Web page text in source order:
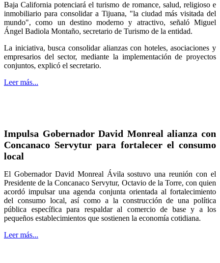
Baja California potenciará el turismo de romance, salud, religioso e
inmobiliario para consolidar a Tijuana, "la ciudad más visitada del
mundo", como un destino moderno y atractivo, señaló Miguel
Ángel Badiola Montaño, secretario de Turismo de la entidad.
La iniciativa, busca consolidar alianzas con hoteles, asociaciones y
empresarios del sector, mediante la implementación de proyectos
conjuntos, explicó el secretario.
Leer más...
Impulsa Gobernador David Monreal alianza con
Concanaco Servytur para fortalecer el consumo
local
El Gobernador David Monreal Ávila sostuvo una reunión con el
Presidente de la Concanaco Servytur, Octavio de la Torre, con quien
acordó impulsar una agenda conjunta orientada al fortalecimiento
del consumo local, así como a la construcción de una política
pública específica para respaldar al comercio de base y a los
pequeños establecimientos que sostienen la economía cotidiana.
Leer más...